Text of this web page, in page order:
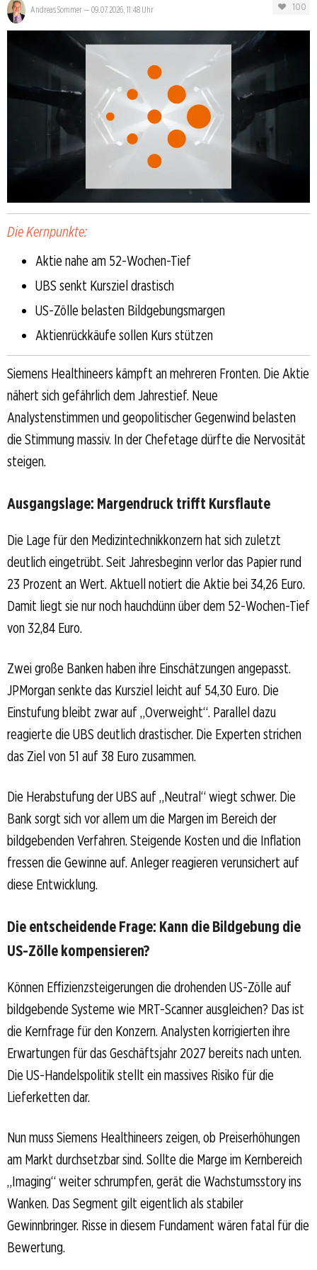
Andreas Sommer— 09.07.2026, 11:48 Uhr 100
Die Kernpunkte:
Aktie nahe am 52-Wochen-Tief
UBS senkt Kursziel drastisch
US-Zölle belasten Bildgebungsmargen
Aktienrückkäufe sollen Kurs stützen
Siemens Healthineers kämpft an mehreren Fronten. Die Aktie
nähert sich gefährlich dem Jahrestief. Neue
Analystenstimmen und geopolitischer Gegenwind belasten
die Stimmung massiv. In der Chefetage dürfte die Nervosität
steigen.
Ausgangslage: Margendruck trifft Kursflaute
Die Lage für den Medizintechnikkonzern hat sich zuletzt
deutlich eingetrübt. Seit Jahresbeginn verlor das Papier rund
23 Prozent an Wert. Aktuell notiert die Aktie bei 34,26 Euro.
Damit liegt sie nur noch hauchdünn über dem 52-Wochen-Tief
von 32,84 Euro.
Zwei große Banken haben ihre Einschätzungen angepasst.
JPMorgan senkte das Kursziel leicht auf 54,30 Euro. Die
Einstufung bleibt zwar auf „Overweight“. Parallel dazu
reagierte die UBS deutlich drastischer. Die Experten strichen
das Ziel von 51 auf 38 Euro zusammen.
Die Herabstufung der UBS auf „Neutral“ wiegt schwer. Die
Bank sorgt sich vor allem um die Margen im Bereich der
bildgebenden Verfahren. Steigende Kosten und die Inflation
fressen die Gewinne auf. Anleger reagieren verunsichert auf
diese Entwicklung.
Die entscheidende Frage: Kann die Bildgebung die
US-Zölle kompensieren?
Können Effizienzsteigerungen die drohenden US-Zölle auf
bildgebende Systeme wie MRT-Scanner ausgleichen? Das ist
die Kernfrage für den Konzern. Analysten korrigierten ihre
Erwartungen für das Geschäftsjahr 2027 bereits nach unten.
Die US-Handelspolitik stellt ein massives Risiko für die
Lieferketten dar.
Nun muss Siemens Healthineers zeigen, ob Preiserhöhungen
am Markt durchsetzbar sind. Sollte die Marge im Kernbereich
„Imaging“ weiter schrumpfen, gerät die Wachstumsstory ins
Wanken. Das Segment gilt eigentlich als stabiler
Gewinnbringer. Risse in diesem Fundament wären fatal für die
Bewertung.